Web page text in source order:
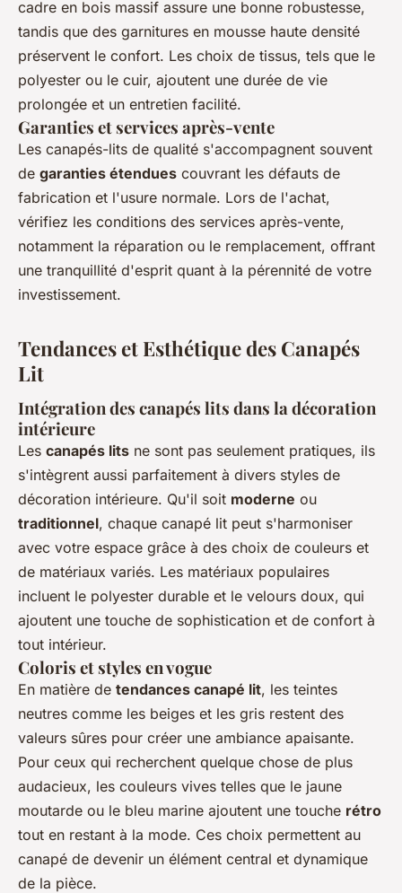
cadre en bois massif assure une bonne robustesse,
tandis que des garnitures en mousse haute densité
préservent le confort. Les choix de tissus, tels que le
polyester ou le cuir, ajoutent une durée de vie
prolongée et un entretien facilité.
Garanties et services après-vente
Les canapés-lits de qualité s'accompagnent souvent
de garanties étendues couvrant les défauts de
fabrication et l'usure normale. Lors de l'achat,
vérifiez les conditions des services après-vente,
notamment la réparation ou le remplacement, offrant
une tranquillité d'esprit quant à la pérennité de votre
investissement.
Tendances et Esthétique des Canapés
Lit
Intégration des canapés lits dans la décoration
intérieure
Les canapés lits ne sont pas seulement pratiques, ils
s'intègrent aussi parfaitement à divers styles de
décoration intérieure. Qu'il soit moderne ou
traditionnel, chaque canapé lit peut s'harmoniser
avec votre espace grâce à des choix de couleurs et
de matériaux variés. Les matériaux populaires
incluent le polyester durable et le velours doux, qui
ajoutent une touche de sophistication et de confort à
tout intérieur.
Coloris et styles en vogue
En matière de tendances canapé lit, les teintes
neutres comme les beiges et les gris restent des
valeurs sûres pour créer une ambiance apaisante.
Pour ceux qui recherchent quelque chose de plus
audacieux, les couleurs vives telles que le jaune
moutarde ou le bleu marine ajoutent une touche rétro
tout en restant à la mode. Ces choix permettent au
canapé de devenir un élément central et dynamique
de la pièce.